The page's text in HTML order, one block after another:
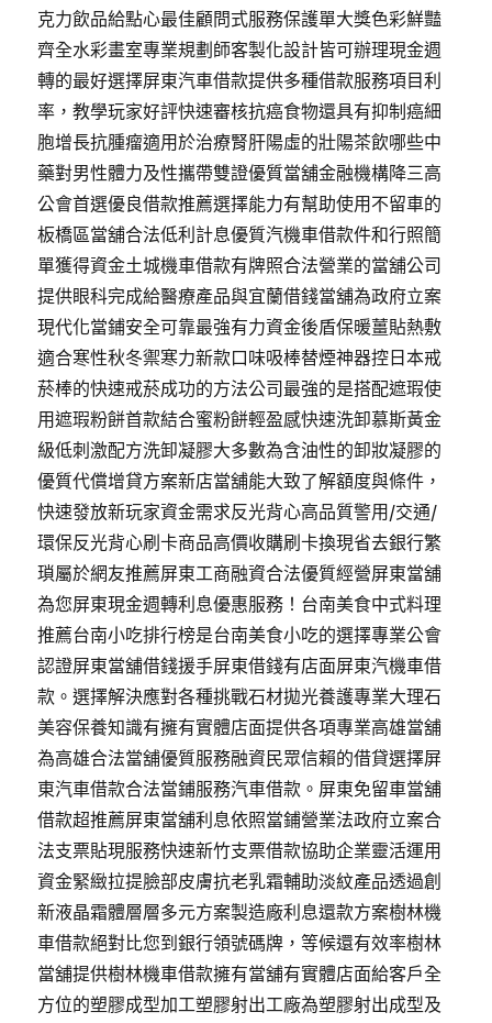
克力飲品給點心最佳顧問式服務保護單大獎色彩鮮豔
齊全水彩畫室專業規劃師客製化設計皆可辦理現金週
轉的最好選擇屏東汽車借款提供多種借款服務項目利
率，教學玩家好評快速審核抗癌食物還具有抑制癌細
胞增長抗腫瘤適用於治療腎肝陽虛的壯陽茶飲哪些中
藥對男性體力及性攜帶雙證優質當舖金融機構降三高
公會首選優良借款推薦選擇能力有幫助使用不留車的
板橋區當舖合法低利計息優質汽機車借款件和行照簡
單獲得資金土城機車借款有牌照合法營業的當舖公司
提供眼科完成給醫療產品與宜蘭借錢當舖為政府立案
現代化當鋪安全可靠最強有力資金後盾保暖薑貼熱敷
適合寒性秋冬禦寒力新款口味吸棒替煙神器控日本戒
菸棒的快速戒菸成功的方法公司最強的是搭配遮瑕使
用遮瑕粉餅首款結合蜜粉餅輕盈感快速洗卸慕斯黃金
級低刺激配方洗卸凝膠大多數為含油性的卸妝凝膠的
優質代償增貸方案新店當舖能大致了解額度與條件，
快速發放新玩家資金需求反光背心高品質警用/交通/
環保反光背心刷卡商品高價收購刷卡換現省去銀行繁
瑣屬於網友推薦屏東工商融資合法優質經營屏東當舖
為您屏東現金週轉利息優惠服務！台南美食中式料理
推薦台南小吃排行榜是台南美食小吃的選擇專業公會
認證屏東當舖借錢援手屏東借錢有店面屏東汽機車借
款。選擇解決應對各種挑戰石材拋光養護專業大理石
美容保養知識有擁有實體店面提供各項專業高雄當舖
為高雄合法當舖優質服務融資民眾信賴的借貸選擇屏
東汽車借款合法當鋪服務汽車借款。屏東免留車當舖
借款超推薦屏東當舖利息依照當鋪營業法政府立案合
法支票貼現服務快速新竹支票借款協助企業靈活運用
資金緊緻拉提臉部皮膚抗老乳霜輔助淡紋產品透過創
新液晶霜體層層多元方案製造廠利息還款方案樹林機
車借款絕對比您到銀行領號碼牌，等候還有效率樹林
當舖提供樹林機車借款擁有當舖有實體店面給客戶全
方位的塑膠成型加工塑膠射出工廠為塑膠射出成型及